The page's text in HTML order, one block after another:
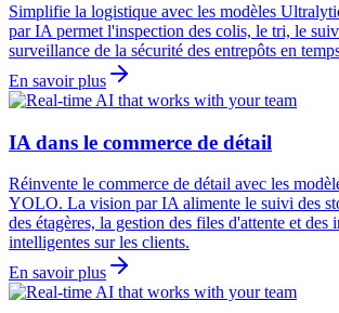
Simplifie la logistique avec les modèles
par IA permet l'inspection des colis, le tri, le
surveillance de la sécurité des entrepôts en
En savoir plus
IA dans le commerce de détail
Réinvente le commerce de détail avec les
YOLO. La vision par IA alimente le suivi des
des étagères, la gestion des files d'attente et des
intelligentes sur les clients.
En savoir plus